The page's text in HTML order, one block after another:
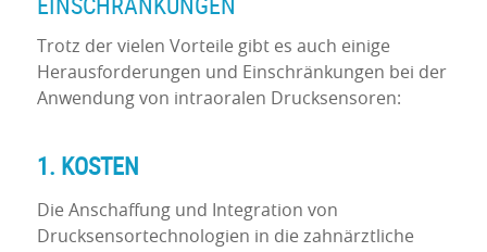
Trotz der vielen Vorteile gibt es auch einige
Herausforderungen und Einschränkungen bei der
Anwendung von intraoralen Drucksensoren:
1. KOSTEN
Die Anschaffung und Integration von
Drucksensortechnologien in die zahnärztliche